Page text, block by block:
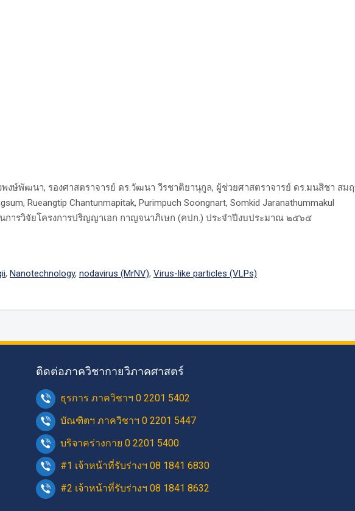
งษ์พัฒนา, รองศาสตราจารย์ ดร.วัฒนา วีรชาติยานุกูล, ผู้ช่วยศาสตราจารย์ ดร.มนสิชา สม
Rueangtip Chantunmapitak, Purimpuch Soongnart, Somkid Jaranathummakul
การวิจัยโครงการปริญญาเอก กาญจนาภิเษก (คปก.) ประจำปีงบประมาณ ๒๕๖๕
, Nanotechnology, nodavirus (MrNV), Virus-like particles (VLPs)
ติดต่อภาควิชากายวิภาคศาสตร์
ธุรการ ภาควิชาฯ 0 2201 5402
บัณฑิตฯ ภาควิชาฯ 0 2201 5447
บริจาคร่างกาย 0 2201 5400
#1 เจ้าหน้าที่รับร่างฯ 08 1841 6830
#2 เจ้าหน้าที่รับร่างฯ 08 1841 8632